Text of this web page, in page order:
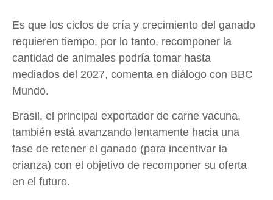
Es que los ciclos de cría y crecimiento del ganado
requieren tiempo, por lo tanto, recomponer la
cantidad de animales podría tomar hasta
mediados del 2027, comenta en diálogo con BBC
Mundo.
Brasil, el principal exportador de carne vacuna,
también está avanzando lentamente hacia una
fase de retener el ganado (para incentivar la
crianza) con el objetivo de recomponer su oferta
en el futuro.